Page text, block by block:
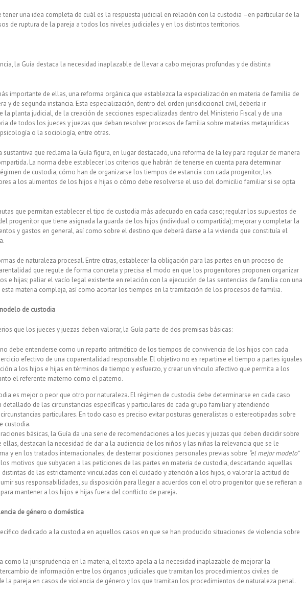
tener una idea completa de cuál es la respuesta judicial en relación con la custodia –en particular de la
de ruptura de la pareja a todos los niveles judiciales y en los distintos territorios.
la Guía destaca la necesidad inaplazable de llevar a cabo mejoras profundas y de distinta
importante de ellas, una reforma orgánica que establezca la especialización en materia de familia de
y de segunda instancia. Esta especialización, dentro del orden jurisdiccional civil, debería ir
la planta judicial, de la creación de secciones especializadas dentro del Ministerio Fiscal y de una
de todos los jueces y juezas que deban resolver procesos de familia sobre materias metajurídicas
o la sociología, entre otras.
sustantiva que reclama la Guía figura, en lugar destacado, una reforma de la ley para regular de manera
La norma debe establecer los criterios que habrán de tenerse en cuenta para determinar
de custodia, cómo han de organizarse los tiempos de estancia con cada progenitor, las
a los alimentos de los hijos e hijas o cómo debe resolverse el uso del domicilio familiar si se opta
que permitan establecer el tipo de custodia más adecuado en cada caso; regular los supuestos de
progenitor que tiene asignada la guarda de los hijos (individual o compartida); mejorar y completar la
y gastos en general, así como sobre el destino que deberá darse a la vivienda que constituía el
de naturaleza procesal. Entre otras, establecer la obligación para las partes en un proceso de
que regule de forma concreta y precisa el modo en que los progenitores proponen organizar
e hijas; paliar el vacío legal existente en relación con la ejecución de las sentencias de familia con una
materia compleja, así como acortar los tiempos en la tramitación de los procesos de familia.
de custodia
que los jueces y juezas deben valorar, la Guía parte de dos premisas básicas:
debe entenderse como un reparto aritmético de los tiempos de convivencia de los hijos con cada
efectivo de una coparentalidad responsable. El objetivo no es repartirse el tiempo a partes iguales
a los hijos e hijas en términos de tiempo y esfuerzo, y crear un vínculo afectivo que permita a los
el referente materno como el paterno.
es mejor o peor que otro por naturaleza. El régimen de custodia debe determinarse en cada caso
de las circunstancias específicas y particulares de cada grupo familiar y atendiendo
particulares. En todo caso es preciso evitar posturas generalistas o estereotipadas sobre
custodia.
básicas, la Guía da una serie de recomendaciones a los jueces y juezas que deben decidir sobre
destacan la necesidad de dar a la audiencia de los niños y las niñas la relevancia que se le
y en los tratados internacionales; de desterrar posiciones personales previas sobre “el mejor modelo”
motivos que subyacen a las peticiones de las partes en materia de custodia, descartando aquellas
de las estrictamente vinculadas con el cuidado y atención a los hijos, o valorar la actitud de
sus responsabilidades, su disposición para llegar a acuerdos con el otro progenitor que se refieran a
mantener a los hijos e hijas fuera del conflicto de pareja.
de género o doméstica
dedicado a la custodia en aquellos casos en que se han producido situaciones de violencia sobre
como la jurisprudencia en la materia, el texto apela a la necesidad inaplazable de mejorar la
de información entre los órganos judiciales que tramitan los procedimientos civiles de
la pareja en casos de violencia de género y los que tramitan los procedimientos de naturaleza penal.